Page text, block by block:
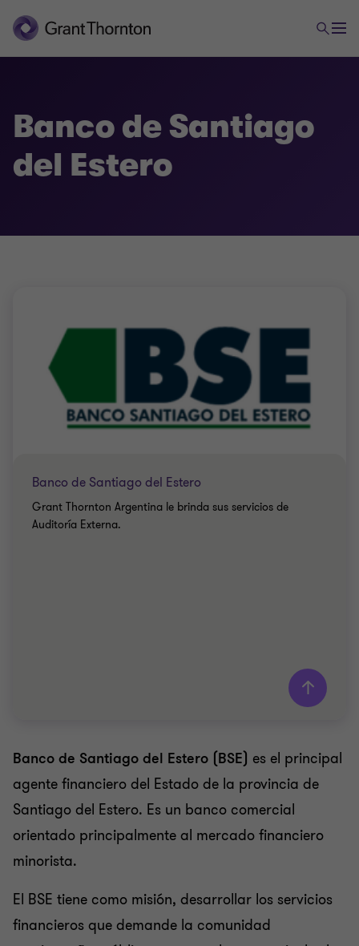
Banco de Santiago
del Estero
Banco de Santiago del Estero
Grant Thornton Argentina le brinda sus servicios de
Auditoría Externa.
Grant Thornton team
Socia de BRS - Financial Services
BANCA Y VALORES
FINANCIERAS
Banco de Santiago del Estero (BSE) es el principal
agente financiero del Estado de la provincia de
Santiago del Estero. Es un banco comercial
orientado principalmente al mercado financiero
minorista.
El BSE tiene como misión, desarrollar los servicios
financieros que demande la comunidad